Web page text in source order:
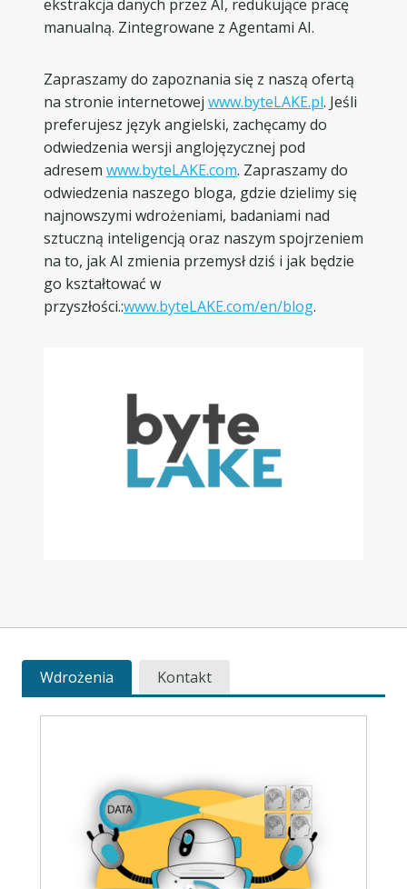
ekstrakcja danych przez AI, redukujące pracę
manualną. Zintegrowane z Agentami AI.
Zapraszamy do zapoznania się z naszą ofertą
na stronie internetowej www.byteLAKE.pl. Jeśli
preferujesz język angielski, zachęcamy do
odwiedzenia wersji anglojęzycznej pod
adresem www.byteLAKE.com. Zapraszamy do
odwiedzenia naszego bloga, gdzie dzielimy się
najnowszymi wdrożeniami, badaniami nad
sztuczną inteligencją oraz naszym spojrzeniem
na to, jak AI zmienia przemysł dziś i jak będzie
go kształtować w
przyszłości.:www.byteLAKE.com/en/blog.
Wdrożenia Kontakt